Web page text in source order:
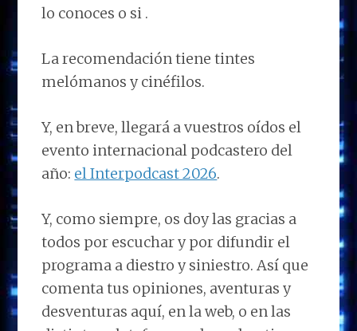
lo conoces o si .
La recomendación tiene tintes
melómanos y cinéfilos.
Y, en breve, llegará a vuestros oídos el
evento internacional podcastero del
año: el Interpodcast 2026.
Y, como siempre, os doy las gracias a
todos por escuchar y por difundir el
programa a diestro y siniestro. Así que
comenta tus opiniones, aventuras y
desventuras aquí, en la web, o en las